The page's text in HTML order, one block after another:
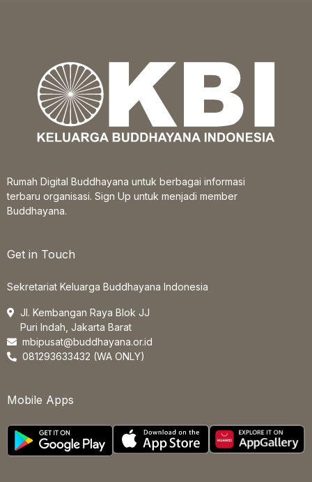
Rumah Digital Buddhayana untuk berbagai informasi
terbaru organisasi. Sign Up untuk menjadi member
Buddhayana.
Get in Touch
Sekretariat Keluarga Buddhayana Indonesia
Jl. Kembangan Raya Blok JJ
Puri Indah, Jakarta Barat
mbipusat@buddhayana.or.id
081293633432 (WA ONLY)
Mobile Apps